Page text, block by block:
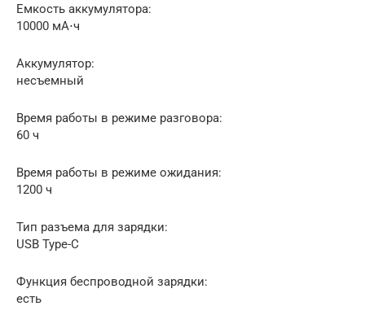
Емкость аккумулятора:
10000 мА⋅ч
Аккумулятор:
несъемный
Время работы в режиме разговора:
60 ч
Время работы в режиме ожидания:
1200 ч
Тип разъема для зарядки:
USB Type-C
Функция беспроводной зарядки:
есть